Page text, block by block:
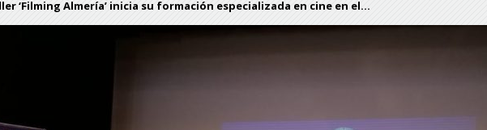
‘Filming Almería’ inicia su formación especializada en cine en el...